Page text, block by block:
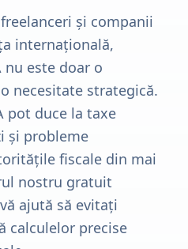
și companii
internațională,
nu este doar o
necesitate strategică.
pot duce la taxe
și probleme
fiscale din mai
nostru gratuit
ajută să evitați
calculelor precise